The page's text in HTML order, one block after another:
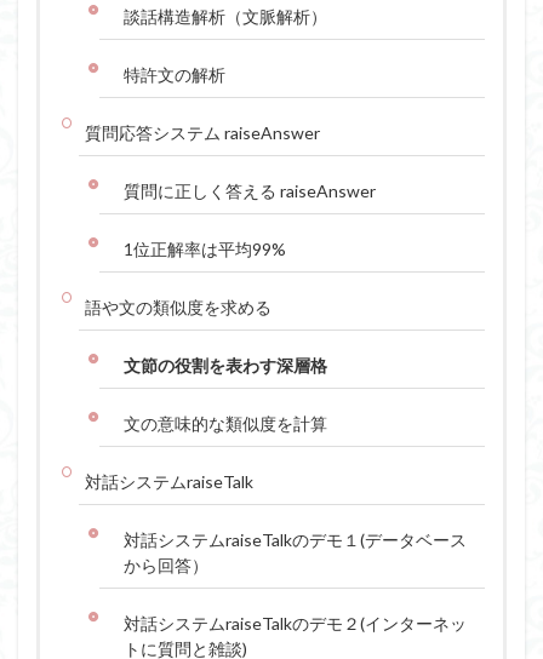
談話構造解析（文脈解析）
特許文の解析
質問応答システム raiseAnswer
質問に正しく答える raiseAnswer
1位正解率は平均99%
語や文の類似度を求める
文節の役割を表わす深層格
文の意味的な類似度を計算
対話システムraiseTalk
対話システムraiseTalkのデモ１(データベース
から回答）
対話システムraiseTalkのデモ２(インターネッ
トに質問と雑談)